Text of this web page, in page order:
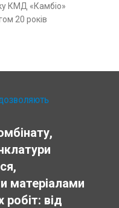
КМД «Камбіо»
20 років
матеріалами
робіт: від